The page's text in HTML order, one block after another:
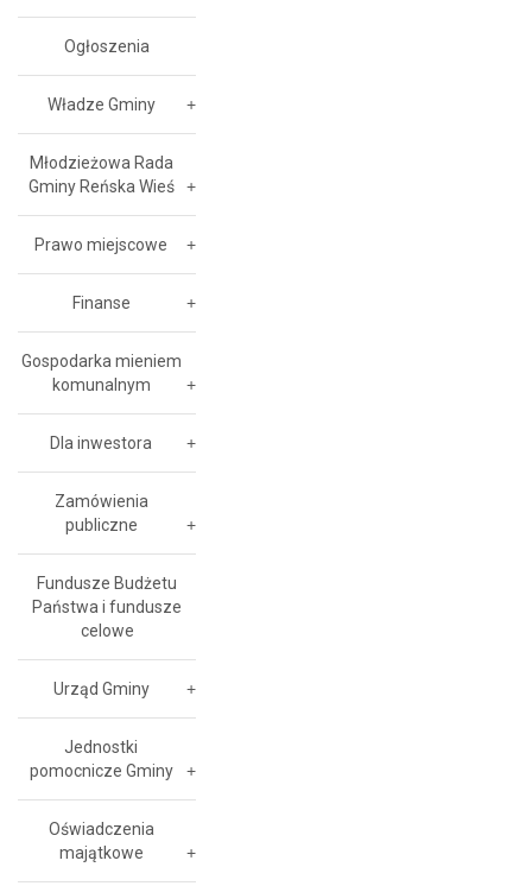
Ogłoszenia
Władze Gminy
Młodzieżowa Rada
Gminy Reńska Wieś
Prawo miejscowe
Finanse
Gospodarka mieniem
komunalnym
Dla inwestora
Zamówienia
publiczne
Fundusze Budżetu
Państwa i fundusze
celowe
Urząd Gminy
Jednostki
pomocnicze Gminy
Oświadczenia
majątkowe